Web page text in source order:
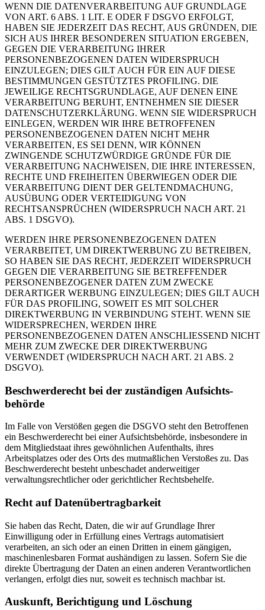
WENN DIE DATENVERARBEITUNG AUF GRUNDLAGE
VON ART. 6 ABS. 1 LIT. E ODER F DSGVO ERFOLGT,
HABEN SIE JEDERZEIT DAS RECHT, AUS GRÜNDEN, DIE
SICH AUS IHRER BESONDEREN SITUATION ERGEBEN,
GEGEN DIE VERARBEITUNG IHRER
PERSONENBEZOGENEN DATEN WIDERSPRUCH
EINZULEGEN; DIES GILT AUCH FÜR EIN AUF DIESE
BESTIMMUNGEN GESTÜTZTES PROFILING. DIE
JEWEILIGE RECHTSGRUNDLAGE, AUF DENEN EINE
VERARBEITUNG BERUHT, ENTNEHMEN SIE DIESER
DATENSCHUTZERKLÄRUNG. WENN SIE WIDERSPRUCH
EINLEGEN, WERDEN WIR IHRE BETROFFENEN
PERSONENBEZOGENEN DATEN NICHT MEHR
VERARBEITEN, ES SEI DENN, WIR KÖNNEN
ZWINGENDE SCHUTZWÜRDIGE GRÜNDE FÜR DIE
VERARBEITUNG NACHWEISEN, DIE IHRE INTERESSEN,
RECHTE UND FREIHEITEN ÜBERWIEGEN ODER DIE
VERARBEITUNG DIENT DER GELTENDMACHUNG,
AUSÜBUNG ODER VERTEIDIGUNG VON
RECHTSANSPRÜCHEN (WIDERSPRUCH NACH ART. 21
ABS. 1 DSGVO).
WERDEN IHRE PERSONENBEZOGENEN DATEN
VERARBEITET, UM DIREKTWERBUNG ZU BETREIBEN,
SO HABEN SIE DAS RECHT, JEDERZEIT WIDERSPRUCH
GEGEN DIE VERARBEITUNG SIE BETREFFENDER
PERSONENBEZOGENER DATEN ZUM ZWECKE
DERARTIGER WERBUNG EINZULEGEN; DIES GILT AUCH
FÜR DAS PROFILING, SOWEIT ES MIT SOLCHER
DIREKTWERBUNG IN VERBINDUNG STEHT. WENN SIE
WIDERSPRECHEN, WERDEN IHRE
PERSONENBEZOGENEN DATEN ANSCHLIESSEND NICHT
MEHR ZUM ZWECKE DER DIREKTWERBUNG
VERWENDET (WIDERSPRUCH NACH ART. 21 ABS. 2
DSGVO).
Beschwerde­recht bei der zuständigen Aufsichts­
behörde
Im Falle von Verstößen gegen die DSGVO steht den Betroffenen
ein Beschwerderecht bei einer Aufsichtsbehörde, insbesondere in
dem Mitgliedstaat ihres gewöhnlichen Aufenthalts, ihres
Arbeitsplatzes oder des Orts des mutmaßlichen Verstoßes zu. Das
Beschwerderecht besteht unbeschadet anderweitiger
verwaltungsrechtlicher oder gerichtlicher Rechtsbehelfe.
Recht auf Daten­übertrag­barkeit
Sie haben das Recht, Daten, die wir auf Grundlage Ihrer
Einwilligung oder in Erfüllung eines Vertrags automatisiert
verarbeiten, an sich oder an einen Dritten in einem gängigen,
maschinenlesbaren Format aushändigen zu lassen. Sofern Sie die
direkte Übertragung der Daten an einen anderen Verantwortlichen
verlangen, erfolgt dies nur, soweit es technisch machbar ist.
Auskunft, Berichtigung und Löschung